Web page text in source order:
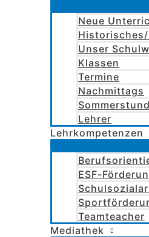
Neue
Unser
Klassen
Termine
Nachmittags
Lehrer
Lehrkompetenzen
ESF-
Teamteacher
Mediathek